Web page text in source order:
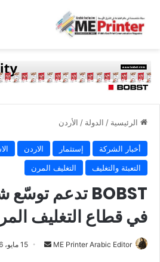
الرئيسية / الدولة / الأردن
أخبار الشركة إستثمار الاردن
التعبئة والتغليف
التغليف المرن
في قطاع التغليف
ME Printer Arabic Editor
أرسل 15 مايو، 2026